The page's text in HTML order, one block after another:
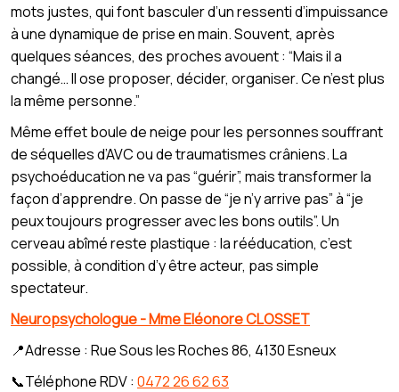
mots justes, qui font basculer d’un ressenti d’impuissance
à une dynamique de prise en main. Souvent, après
quelques séances, des proches avouent : “Mais il a
changé… Il ose proposer, décider, organiser. Ce n’est plus
la même personne.”
Même effet boule de neige pour les personnes souffrant
de séquelles d’AVC ou de traumatismes crâniens. La
psychoéducation ne va pas “guérir”, mais transformer la
façon d’apprendre. On passe de “je n’y arrive pas” à “je
peux toujours progresser avec les bons outils”. Un
cerveau abîmé reste plastique : la rééducation, c’est
possible, à condition d’y être acteur, pas simple
spectateur.
Neuropsychologue - Mme Eléonore CLOSSET
📍Adresse : Rue Sous les Roches 86, 4130 Esneux
📞Téléphone RDV : 0472 26 62 63